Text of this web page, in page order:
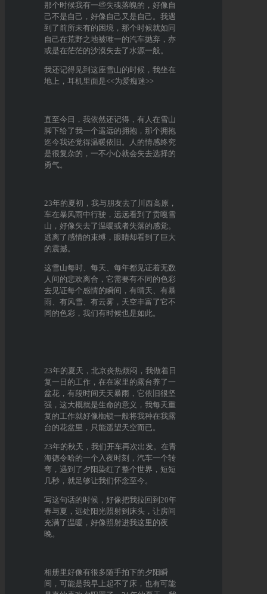
那个时候我有一些失魂落魄的，好像自
己不是自己，好像自己又是自己。我遇
到了前所未有的困境，那个时候就如同
自己在荒野之地被唯一的汽车抛弃，亦
或是在茫茫的沙漠失去了水源一般。
我还记得见到这座雪山的时候，我坐在
地上，耳机里面是<<为爱痴迷>>
直至今日，我依然还记得，有人在雪山
脚下给了我一个遥远的拥抱，那个拥抱
迄今我还觉得温暖依旧。人的情感终究
是很复杂的，一不小心就会失去选择的
勇气。
23年的夏初，我与朋友去了川西高原，
车在暴风雨中行驶，远远看到了贡嘎雪
山，好像失去了温暖或者失落的感觉。
逃离了感情的束缚，眼睛却看到了巨大
的震撼。
这雪山每时、每天、每年都见证着无数
人间的悲欢离合，它需要有不同的色彩
去见证每个感情的瞬间，有晴天、有暴
雨、有风雪、有云雾，天空丰富了它不
同的色彩，我们有时候也是如此。
23年的夏天，北京炎热烦闷，我做着日
复一日的工作，在在家里的露台养了一
盆花，有段时间天天暴雨，它依旧很坚
强，这大概就是生命的意义，我每天重
复的工作就好像枷锁一般将我种在我露
台的花盆里，只能遥望天空而已。
23年的秋天，我们开车再次出发。在青
海德令哈的一个入夜时刻，汽车一个转
弯，遇到了夕阳染红了整个世界，短短
几秒，就足够让我们怀念至今。
写这句话的时候，好像把我拉回到20年
春与夏，远处阳光照射到床头，让房间
充满了温暖，好像照射进我这里的夜
晚。
相册里好像有很多随手拍下的夕阳瞬
间，可能是我早上起不了床，也有可能